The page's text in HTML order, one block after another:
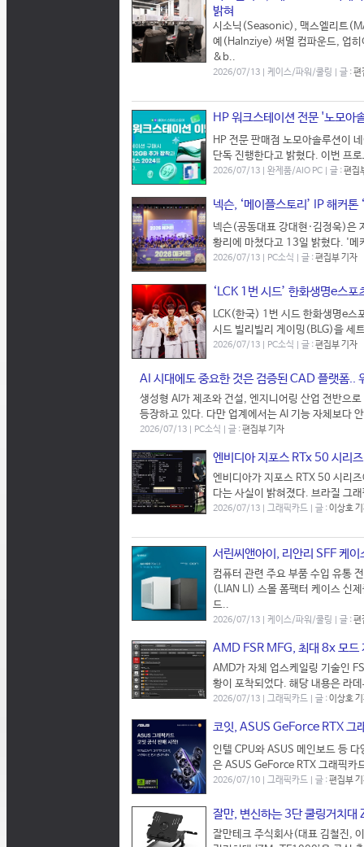
밝혀
시소닉(Seasonic), 맥스엘리트
예(Halnziye) 써멀 컴파운드, 업
&b..
2026/07/13 | 케이스/파워/쿨링 | 글 :편
HP 워크스테이션 전문 '노모아
HP 전문 판매점 노모아솔루션이
단독 진행한다고 밝혔다. 이번 프
2026/07/13 | 완제품/AIO PC | 글 :편집
넥슨, ‘메이플스토리’ IP 해커
넥슨(공동대표 강대현·김정욱)은
황리에 마쳤다고 13일 밝혔다. '
2026/07/13 | PC소식 | 글 :편집부 기자
‘LCK 1번 시드’ 한화생명e스
LCK(한국) 1번 시드 한화생명e
시드 빌리빌리 게이밍(BLG)을 세
2026/07/13 | PC소식 | 글 :편집부 기자
AI 시대에도 중요한 것은 검증된 CAD 플랫폼
생성형 AI가 제조와 건설, 엔지니어링 산업 전반으
등장하고 있다. 다만 업계에서는 AI 기능 자체보다
2026/07/13 | PC소식 | 글 :편집부 기자
엔비디아 지포스 RTx 50 시리
엔비디아가 지포스 RTX 50 시리
다는 사실이 밝혀졌다. 브라질 그
2026/07/13 | 그래픽카드 | 글 :이상호
서린씨앤아이, 리안리 SFF 케
컴퓨터 관련 주요 부품 수입 유통
(LIAN LI) 스몰 폼팩터 케이스 신
드..
2026/07/13 | 케이스/파워/쿨링 | 글 :편
AMD FSR MFG, 최대 8x 모드
AMD가 자체 업스케일링 기술인
황이 포착되었다. 해당 내용은 라
2026/07/13 | 그래픽카드 | 글 :이상호
코잇, ASUS GeForce RTX 그
인텔 CPU와 ASUS 메인보드 등
은 ASUS GeForce RTX 그래픽카
2026/07/10 | 그래픽카드 | 글 :편집부
잘만, 변신하는 3단 쿨링거치
잘만테크 주식회사(대표 김철진,